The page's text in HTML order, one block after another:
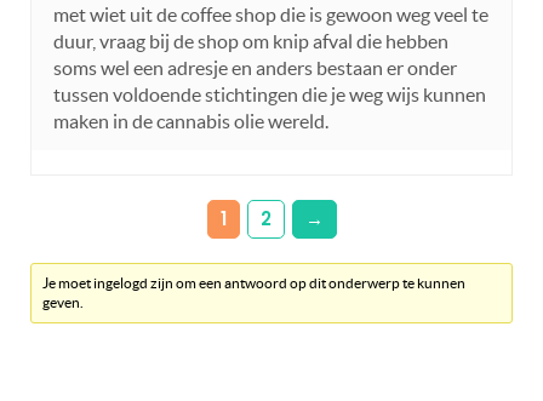
met wiet uit de coffee shop die is gewoon weg veel te
duur, vraag bij de shop om knip afval die hebben
soms wel een adresje en anders bestaan er onder
tussen voldoende stichtingen die je weg wijs kunnen
maken in de cannabis olie wereld.
1 2 →
Je moet ingelogd zijn om een antwoord op dit onderwerp te kunnen
geven.